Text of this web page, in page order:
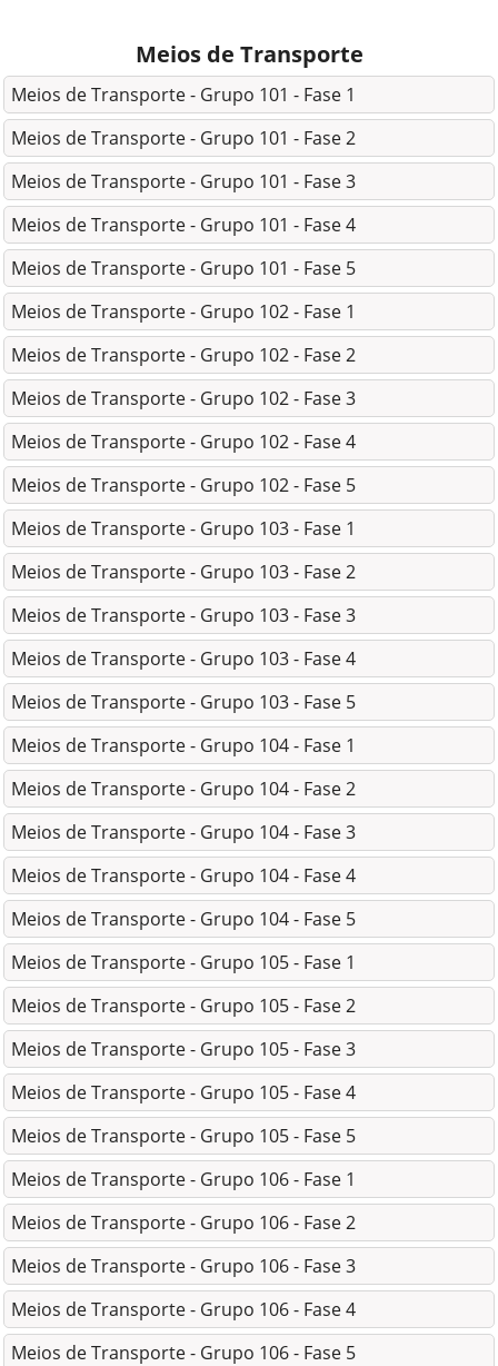
Meios de Transporte
Meios de Transporte - Grupo 101 - Fase 1
Meios de Transporte - Grupo 101 - Fase 2
Meios de Transporte - Grupo 101 - Fase 3
Meios de Transporte - Grupo 101 - Fase 4
Meios de Transporte - Grupo 101 - Fase 5
Meios de Transporte - Grupo 102 - Fase 1
Meios de Transporte - Grupo 102 - Fase 2
Meios de Transporte - Grupo 102 - Fase 3
Meios de Transporte - Grupo 102 - Fase 4
Meios de Transporte - Grupo 102 - Fase 5
Meios de Transporte - Grupo 103 - Fase 1
Meios de Transporte - Grupo 103 - Fase 2
Meios de Transporte - Grupo 103 - Fase 3
Meios de Transporte - Grupo 103 - Fase 4
Meios de Transporte - Grupo 103 - Fase 5
Meios de Transporte - Grupo 104 - Fase 1
Meios de Transporte - Grupo 104 - Fase 2
Meios de Transporte - Grupo 104 - Fase 3
Meios de Transporte - Grupo 104 - Fase 4
Meios de Transporte - Grupo 104 - Fase 5
Meios de Transporte - Grupo 105 - Fase 1
Meios de Transporte - Grupo 105 - Fase 2
Meios de Transporte - Grupo 105 - Fase 3
Meios de Transporte - Grupo 105 - Fase 4
Meios de Transporte - Grupo 105 - Fase 5
Meios de Transporte - Grupo 106 - Fase 1
Meios de Transporte - Grupo 106 - Fase 2
Meios de Transporte - Grupo 106 - Fase 3
Meios de Transporte - Grupo 106 - Fase 4
Meios de Transporte - Grupo 106 - Fase 5